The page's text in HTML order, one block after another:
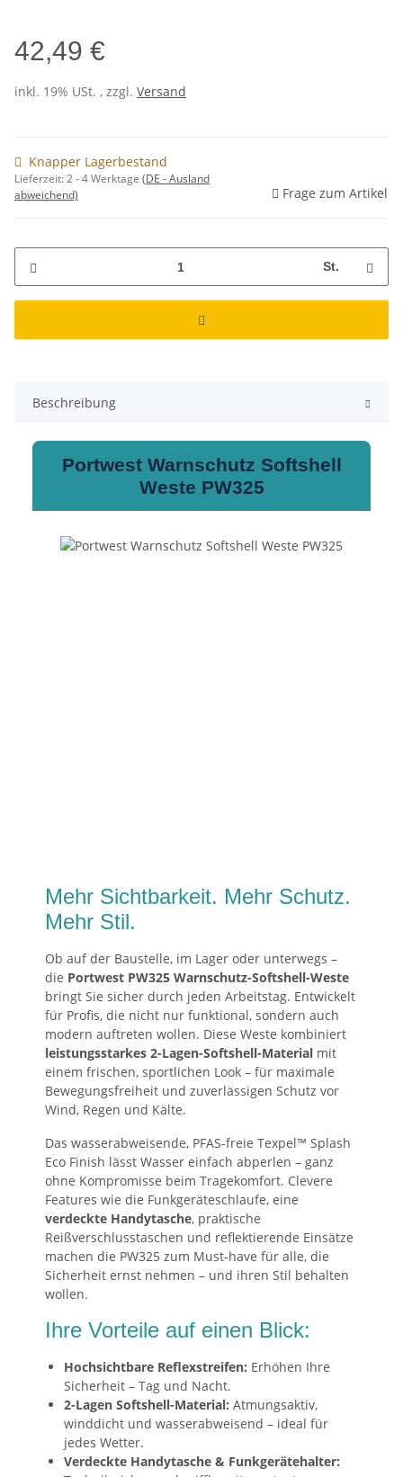
42,49 €
inkl. 19% USt. , zzgl. Versand
Knapper Lagerbestand
Lieferzeit:2 - 4 Werktage (DE - Ausland
abweichend)
Frage zum Artikel
St.
Beschreibung
Portwest Warnschutz Softshell
Weste PW325
Mehr Sichtbarkeit. Mehr Schutz.
Mehr Stil.
Ob auf der Baustelle, im Lager oder unterwegs –
die Portwest PW325 Warnschutz-Softshell-Weste
bringt Sie sicher durch jeden Arbeitstag. Entwickelt
für Profis, die nicht nur funktional, sondern auch
modern auftreten wollen. Diese Weste kombiniert
leistungsstarkes 2-Lagen-Softshell-Material mit
einem frischen, sportlichen Look – für maximale
Bewegungsfreiheit und zuverlässigen Schutz vor
Wind, Regen und Kälte.
Das wasserabweisende, PFAS-freie Texpel™ Splash
Eco Finish lässt Wasser einfach abperlen – ganz
ohne Kompromisse beim Tragekomfort. Clevere
Features wie die Funkgeräteschlaufe, eine
verdeckte Handytasche, praktische
Reißverschlusstaschen und reflektierende Einsätze
machen die PW325 zum Must-have für alle, die
Sicherheit ernst nehmen – und ihren Stil behalten
wollen.
Ihre Vorteile auf einen Blick:
Hochsichtbare Reflexstreifen: Erhöhen Ihre
Sicherheit – Tag und Nacht.
2-Lagen Softshell-Material: Atmungsaktiv,
winddicht und wasserabweisend – ideal für
jedes Wetter.
Verdeckte Handytasche & Funkgerätehalter: